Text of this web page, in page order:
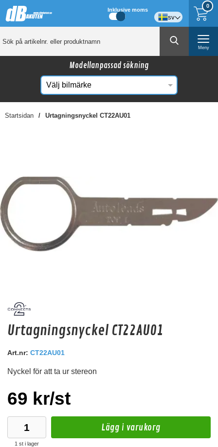
0
Inklusive moms
sv
Meny
Modellanpassad sökning
Startsidan Urtagningsnyckel CT22AU01
Hifonics HF-RKS
Kit för att skära och fästa dämpmatta. Förenklar installationen markant!
Snabblager 1-3 dagar
Urtagningsnyckel CT22AU01
Art.nr: CT22AU01
Nyckel för att ta ur stereon
69 kr/st
1 st i lager
Lägg i varukorg